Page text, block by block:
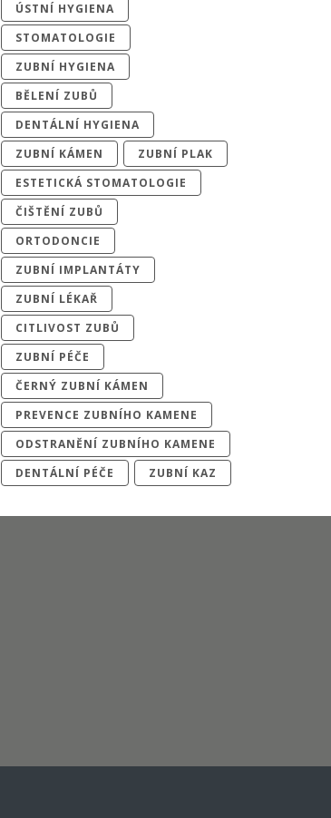
ÚSTNÍ HYGIENA
STOMATOLOGIE
ZUBNÍ HYGIENA
BĚLENÍ ZUBŮ
DENTÁLNÍ HYGIENA
ZUBNÍ KÁMEN
ZUBNÍ PLAK
ESTETICKÁ STOMATOLOGIE
ČIŠTĚNÍ ZUBŮ
ORTODONCIE
ZUBNÍ IMPLANTÁTY
ZUBNÍ LÉKAŘ
CITLIVOST ZUBŮ
ZUBNÍ PÉČE
ČERNÝ ZUBNÍ KÁMEN
PREVENCE ZUBNÍHO KAMENE
ODSTRANĚNÍ ZUBNÍHO KAMENE
DENTÁLNÍ PÉČE
ZUBNÍ KAZ